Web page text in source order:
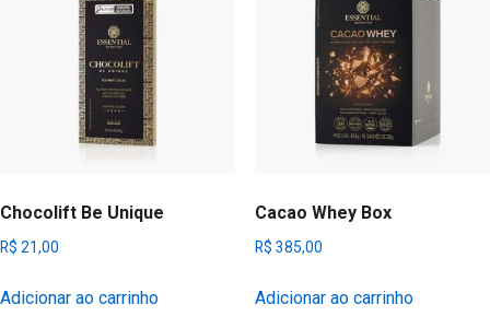
Chocolift Be Unique
R$ 21,00
Adicionar ao carrinho
Cacao Whey Box
R$ 385,00
Adicionar ao carrinho